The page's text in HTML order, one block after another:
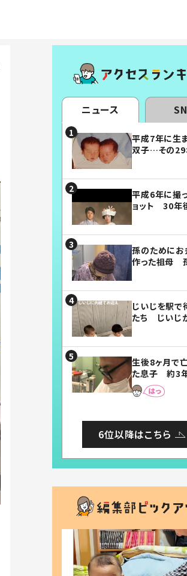
ニュース
平成7年に生
双子…その29
平成6年に撮
ョット 30年
孫のためにお
作った祖母
じいじを駅で
たち じいじ
まらない」「
れる」
生後8ヶ月で
た息子 約3
後、当時の妻
に書いてあっ
6位以降はこちら